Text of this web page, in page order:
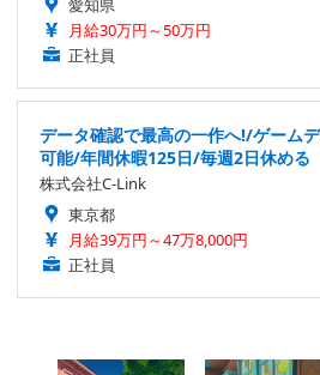
愛知県
月給30万円～50万円
正社員
データ確認で最高の一作へ!/ゲーム
可能/年間休暇125日/毎週2日休める
株式会社C-Link
東京都
月給39万円～47万8,000円
正社員